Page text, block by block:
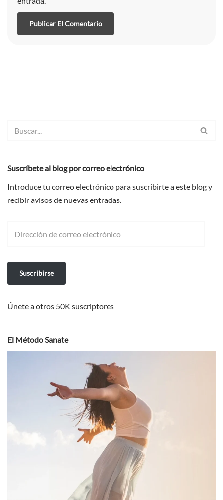
Suscríbete al blog por correo electrónico
Introduce tu correo electrónico para suscribirte a este blog y
recibir avisos de nuevas entradas.
Suscribirse
Únete a otros 50K suscriptores
El Método Sanate